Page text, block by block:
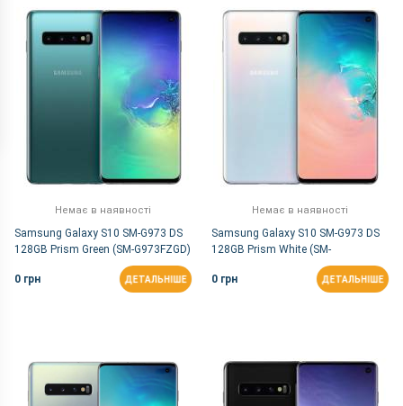
Немає в наявності
Samsung Galaxy S10 SM-G973 DS
128GB Prism Green (SM-G973FZGD)
0 грн ДЕТАЛЬНІШЕ
Немає в наявності
Samsung Galaxy S10 SM-G973 DS
128GB Prism White (SM-
0 грн
ДЕТАЛЬНІШЕ